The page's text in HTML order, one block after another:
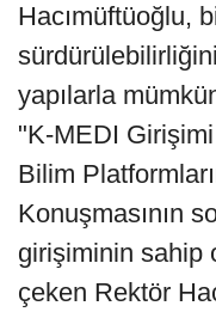
Hacımüftüoğlu,
yapılarla
"K-MEDI
Bilim
Konuşmasının
girişiminin sahip
çeken Rektör